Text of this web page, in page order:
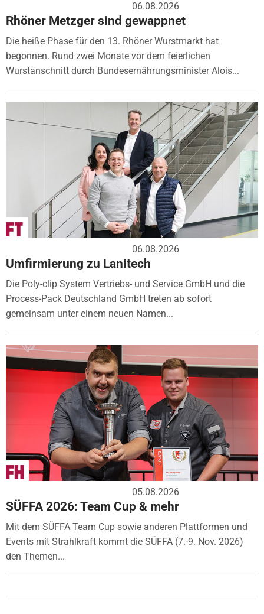
06.08.2026
Rhöner Metzger sind gewappnet
Die heiße Phase für den 13. Rhöner Wurstmarkt hat
begonnen. Rund zwei Monate vor dem feierlichen
Wurstanschnitt durch Bundesernährungsminister Alois...
06.08.2026
Umfirmierung zu Lanitech
Die Poly-clip System Vertriebs- und Service GmbH und die
Process-Pack Deutschland GmbH treten ab sofort
gemeinsam unter einem neuen Namen...
05.08.2026
SÜFFA 2026: Team Cup & mehr
Mit dem SÜFFA Team Cup sowie anderen Plattformen und
Events mit Strahlkraft kommt die SÜFFA (7.-9. Nov. 2026)
den Themen...